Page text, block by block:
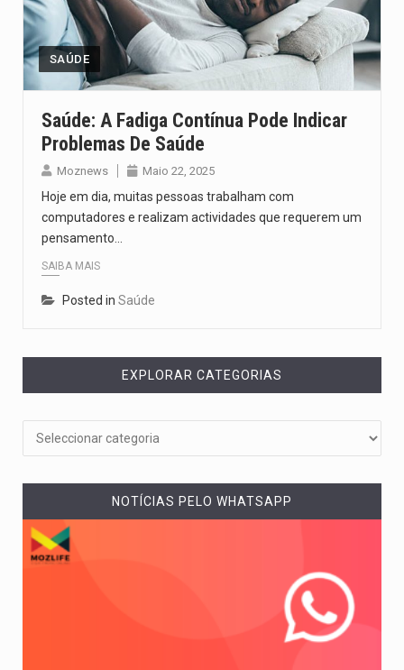
De acordo com as autoridades de saúde da Faixa de…
SAÚDE
Saúde: A Fadiga Contínua Pode Indicar
Problemas De Saúde
Moznews Maio 22, 2025
Hoje em dia, muitas pessoas trabalham com
computadores e realizam actividades que requerem um
pensamento…
SAIBA MAIS
Posted in Saúde
EXPLORAR CATEGORIAS
NOTÍCIAS PELO WHATSAPP